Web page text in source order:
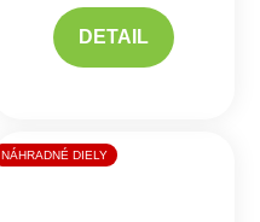
DETAIL
NÁHRADNÉ DIELY